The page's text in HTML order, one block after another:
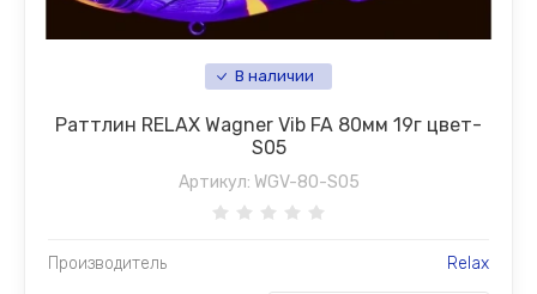
В наличии
Раттлин RELAX Wagner Vib FA 80мм 19г цвет-
S05
Артикул: WGV-80-S05
Производитель Relax